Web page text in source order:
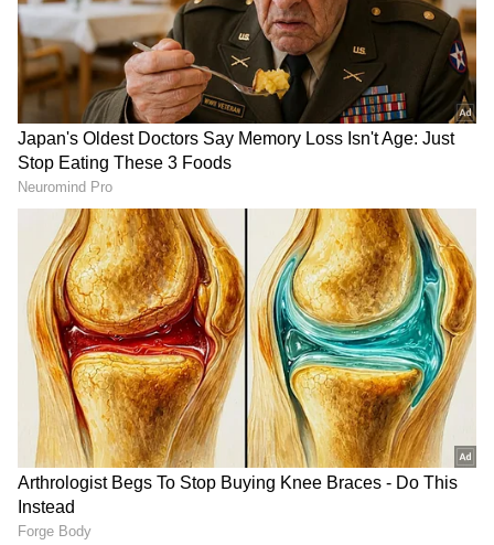
ಟೋಬಿ ಸಿನಿಮಾ ಟಿಕೆ ದಯಾನಂದ ಅವರ ಕತೆ ಆಧರಿಸಿದ
ಸಿನಿಮಾ. ದಯಾನಂದರ ಕತೆಯನ್ನು ಚಿತ್ರಕತೆ ರೂಪಕ್ಕೆ
DOWNLOAD APP
ಕನ್ನಡ ಸಿನಿಮಾ (
ಕಾರ್ಯಕ್ರಮಗಳು (Kannada TV Shows), ಸೆಲೆಬ್ರಿಟಿ
ಸುದ್ದಿಗಳು ಮತ್ತು ಇತ್ತೀಚಿನ ಸುದ್ದಿಗಳಿಗಾಗಿ ಏಷ್ಯಾನೆಟ್
ಸುವರ್ಣ ನ್ಯೂಸ್‌ನಲ್ಲಿ ಮನರಂಜನಾ ವಿಭಾಗ ನೋಡಿ.
ಸಿನಿಮಾ ವಿಮರ್ಶೆಗಳು (Kannada Movies Review),
ತಾರೆಯರ ಸಂದರ್ಶನಗಳು, ಧಾರಾವಾಹಿ ಅಪ್‌ಡೇಟ್ಸ್‌,
ತೆರೆಮರೆಯ ಕಥೆಗಳು,OTT ರಿಲೀಸ್‌ಗಳ ಬಗ್ಗೆ
ಮಾಹಿತಿಯೂ ಇಲ್ಲಿದೆ.